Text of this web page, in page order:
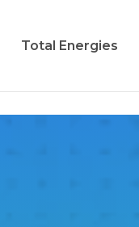
Total Energies